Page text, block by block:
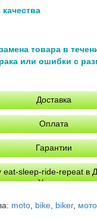
качества
товара в
или ошибки с
Доставка
Оплата
Гарантии
eat-sleep-ride-repeat в
Украине
moto, bike, biker, мото,